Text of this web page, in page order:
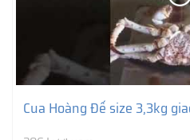
Cua Hoàng Đế size 3,3kg